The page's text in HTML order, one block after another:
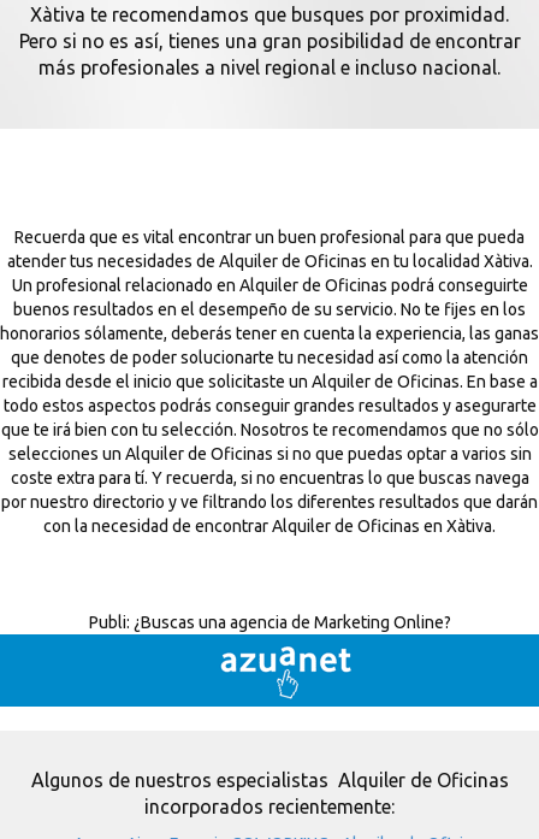
Xàtiva te recomendamos que busques por proximidad.
Pero si no es así, tienes una gran posibilidad de encontrar
más profesionales a nivel regional e incluso nacional.
Recuerda que es vital encontrar un buen profesional para que pueda
atender tus necesidades de Alquiler de Oficinas en tu localidad Xàtiva.
Un profesional relacionado en Alquiler de Oficinas podrá conseguirte
buenos resultados en el desempeño de su servicio. No te fijes en los
honorarios sólamente, deberás tener en cuenta la experiencia, las ganas
que denotes de poder solucionarte tu necesidad así como la atención
recibida desde el inicio que solicitaste un Alquiler de Oficinas. En base a
todo estos aspectos podrás conseguir grandes resultados y asegurarte
que te irá bien con tu selección. Nosotros te recomendamos que no sólo
selecciones un Alquiler de Oficinas si no que puedas optar a varios sin
coste extra para tí. Y recuerda, si no encuentras lo que buscas navega
por nuestro directorio y ve filtrando los diferentes resultados que darán
con la necesidad de encontrar Alquiler de Oficinas en Xàtiva.
Publi: ¿Buscas una agencia de Marketing Online?
Algunos de nuestros especialistas Alquiler de Oficinas
incorporados recientemente: